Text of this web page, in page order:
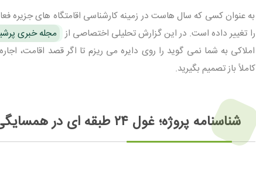
به عنوان کسی که سال هاست در زمینه کارشناسی اقامتگاه های جزیره
را تغییر داده است. در این گزارش تحلیلی اختصاصی از مجله خبری
املاکی به شما نمی گوید را روی دایره می ریزم تا اگر قصد اقامت،
کاملاً باز تصمیم بگیرید.
شناسنامه پروژه؛ غول ۲۴ طبقه ای در همسایگی دریا